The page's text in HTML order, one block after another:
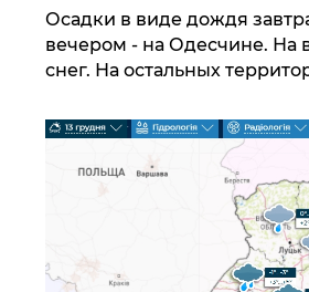
Осадки в виде дождя
вечером - на Одесчине. На
снег. На остальных